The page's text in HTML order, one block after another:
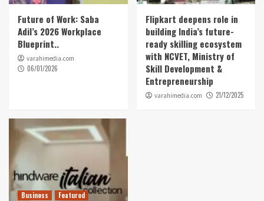
Future of Work: Saba
Adil’s 2026 Workplace
Blueprint..
varahimedia.com
06/01/2026
Flipkart deepens role in
building India’s future-
ready skilling ecosystem
with NCVET, Ministry of
Skill Development &
Entrepreneurship
varahimedia.com 21/12/2025
Business
Featured